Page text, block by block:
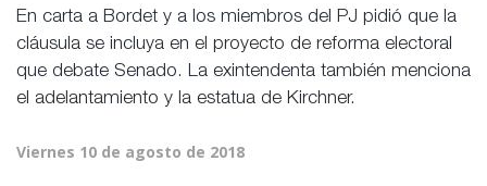
En carta a Bordet y a los miembros del PJ pidió que la
cláusula se incluya en el proyecto de reforma electoral
que debate Senado. La exintendenta también menciona
el adelantamiento y la estatua de Kirchner.
Viernes 10 de agosto de 2018